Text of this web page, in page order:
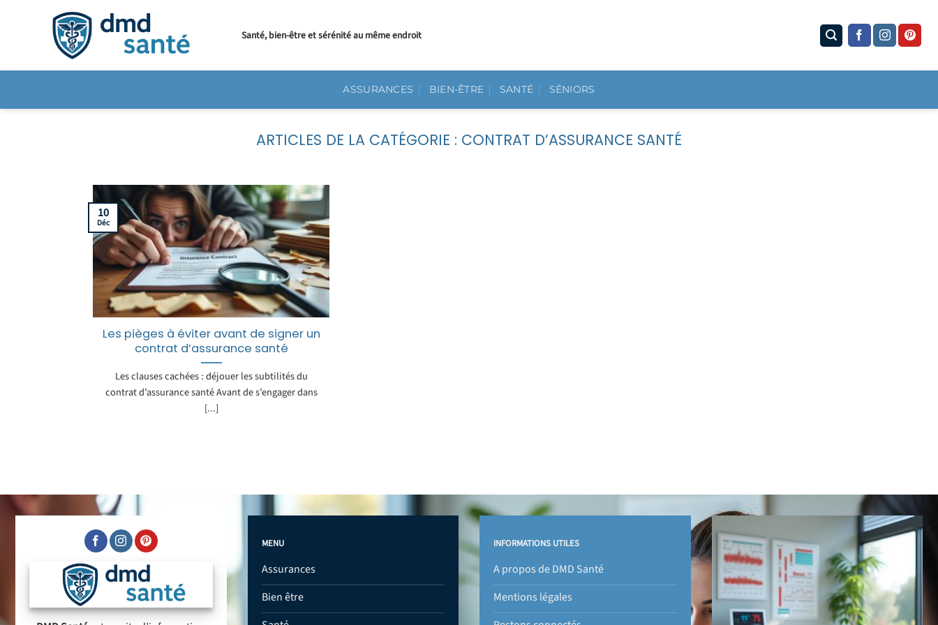
Santé, bien-être et sérénité au même endroit
ASSURANCES BIEN-ÊTRE SANTÉ SÉNIORS
CONTRAT D’ASSURANCE SANTÉ
Les pièges à éviter avant de signer un
contrat d’assurance santé
Les clauses cachées : déjouer les subtilités du
contrat d’assurance santé Avant de s’engager dans
[...]
10
Déc
MENU
Assurances
Bien être
INFORMATIONS UTILES
A propos de DMD Santé
Mentions légales